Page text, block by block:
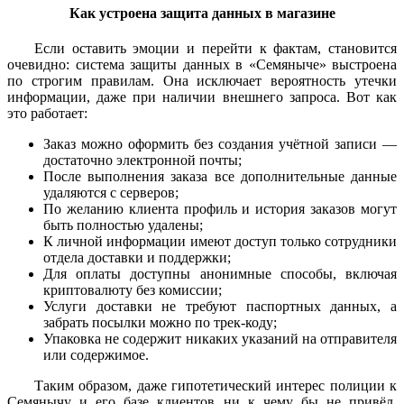
Как устроена защита данных в магазине
Если оставить эмоции и перейти к фактам, становится
очевидно: система защиты данных в «Семяныче» выстроена
по строгим правилам. Она исключает вероятность утечки
информации, даже при наличии внешнего запроса. Вот как
это работает:
Заказ можно оформить без создания учётной записи —
достаточно электронной почты;
После выполнения заказа все дополнительные данные
удаляются с серверов;
По желанию клиента профиль и история заказов могут
быть полностью удалены;
К личной информации имеют доступ только сотрудники
отдела доставки и поддержки;
Для оплаты доступны анонимные способы, включая
криптовалюту без комиссии;
Услуги доставки не требуют паспортных данных, а
забрать посылки можно по трек-коду;
Упаковка не содержит никаких указаний на отправителя
или содержимое.
Таким образом, даже гипотетический интерес полиции к